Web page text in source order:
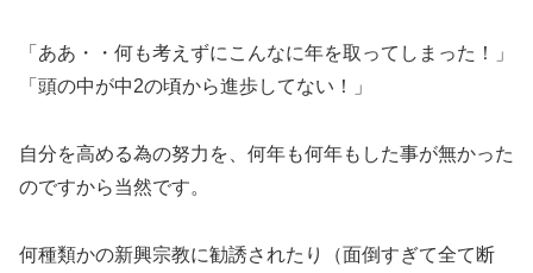
「ああ・・何も考えずにこんなに年を取ってしまった！」
「頭の中が中2の頃から進歩してない！」
自分を高める為の努力を、何年も何年もした事が無かった
のですから当然です。
何種類かの新興宗教に勧誘されたり（面倒すぎて全て断